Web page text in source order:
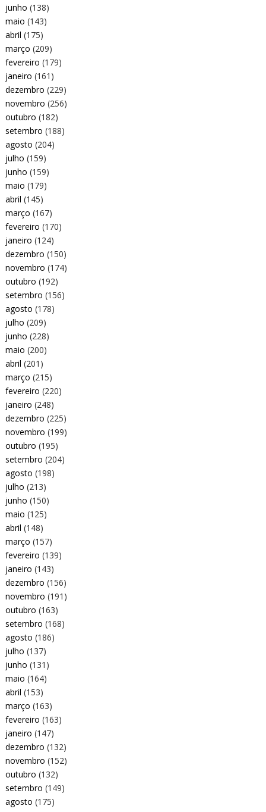
junho (138)
maio (143)
abril (175)
março (209)
fevereiro (179)
janeiro (161)
dezembro (229)
novembro (256)
outubro (182)
setembro (188)
agosto (204)
julho (159)
junho (159)
maio (179)
abril (145)
março (167)
fevereiro (170)
janeiro (124)
dezembro (150)
novembro (174)
outubro (192)
setembro (156)
agosto (178)
julho (209)
junho (228)
maio (200)
abril (201)
março (215)
fevereiro (220)
janeiro (248)
dezembro (225)
novembro (199)
outubro (195)
setembro (204)
agosto (198)
julho (213)
junho (150)
maio (125)
abril (148)
março (157)
fevereiro (139)
janeiro (143)
dezembro (156)
novembro (191)
outubro (163)
setembro (168)
agosto (186)
julho (137)
junho (131)
maio (164)
abril (153)
março (163)
fevereiro (163)
janeiro (147)
dezembro (132)
novembro (152)
outubro (132)
setembro (149)
agosto (175)